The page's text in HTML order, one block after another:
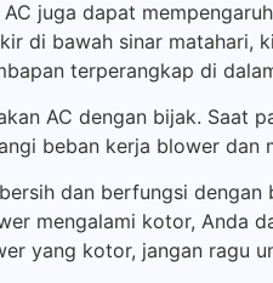
juga dapat
di bawah sinar matahari,
terperangkap di
AC dengan bijak. Saat
beban kerja blower dan
dan berfungsi
mengalami kotor, Anda
yang kotor, jangan ragu